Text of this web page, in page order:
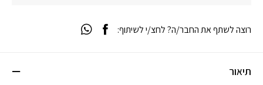
תיאור
רוצה לשתף את החבר/ה? לחצ/י לשיתוף: